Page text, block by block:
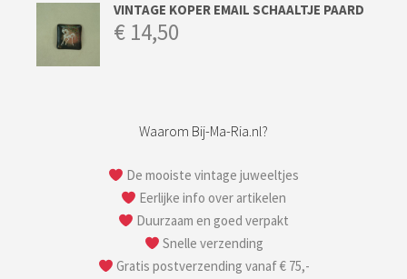
VINTAGE KOPER EMAIL SCHAALTJE PAARD
€ 14,50
Waarom Bij-Ma-Ria.nl?
De mooiste vintage juweeltjes
Eerlijke info over artikelen
Duurzaam en goed verpakt
Snelle verzending
Gratis postverzending vanaf € 75,-